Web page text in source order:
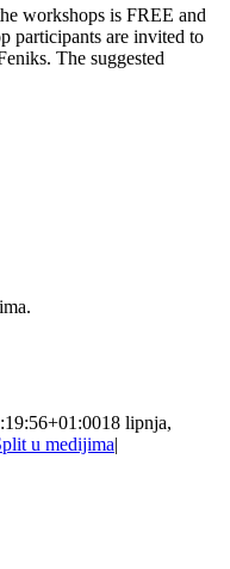
workshops is FREE and
participants are invited to
The suggested
18 lipnja,
u medijima|